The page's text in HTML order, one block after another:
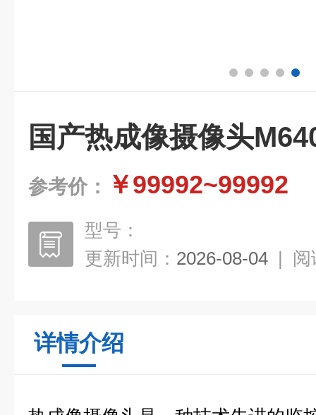
国产热成像摄像头
参考价： ￥99992~99992
型号：
更新时间： 2026-08-04 | 阅
详情介绍